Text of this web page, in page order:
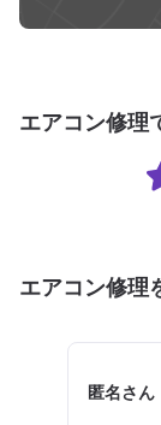
エアコン修理
エアコン修理
匿名さん